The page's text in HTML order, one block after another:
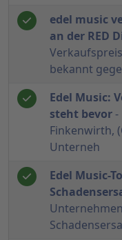
edel music
an der RED
bekannt
Edel Music:
steht bevor-
Finkenwirth,
Unterneh
Edel Music-